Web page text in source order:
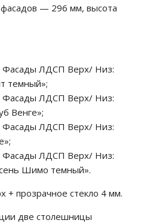
— 296 мм, высота
Фасады ЛДСП Верх/ Низ:
темный»;
Фасады ЛДСП Верх/ Низ:
Венге»;
Фасады ЛДСП Верх/ Низ:
Фасады ЛДСП Верх/ Низ:
Шимо темный».
+ прозрачное стекло 4 мм.
две столешницы